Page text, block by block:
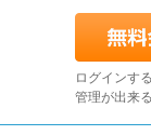
ログインす
管理が出来